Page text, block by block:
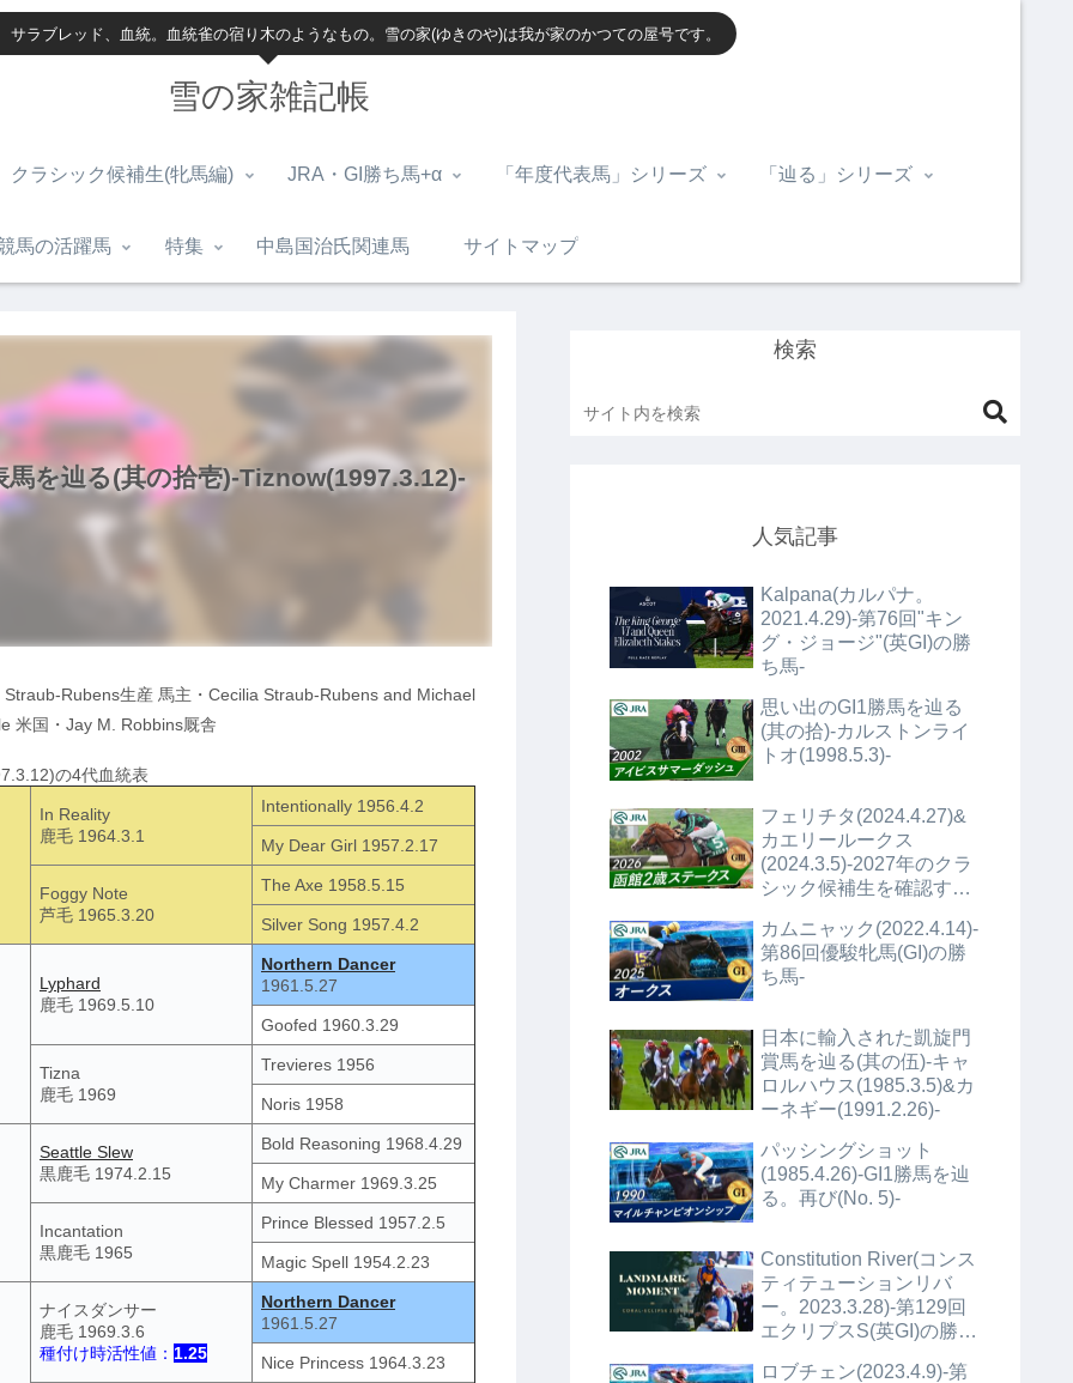
サラブレッド、血統。血統雀の宿り木のようなもの。雪の家(ゆきのや)は我が家のかつての屋号です。
雪の家雑記帳
クラシック候補生(牝馬編) JRA・GI勝ち馬+α 「年度代表馬」シリーズ 「辿る」シリーズ
馬の活躍馬 特集 中島国治氏関連馬 サイトマップ
を辿る(其の拾壱)-Tiznow(1997.3.12)-
Rubens生産 馬主・Cecilia Straub-Rubens and Michael
米国・Jay M. Robbins厩舎
の4代血統表
In Reality
鹿毛 1964.3.1
Intentionally 1956.4.2
My Dear Girl 1957.2.17
Foggy Note
芦毛 1965.3.20
The Axe 1958.5.15
Silver Song 1957.4.2
Lyphard
鹿毛 1969.5.10
Northern Dancer
1961.5.27
Goofed 1960.3.29
Tizna
鹿毛 1969
Trevieres 1956
Noris 1958
Seattle Slew
黒鹿毛 1974.2.15
Bold Reasoning 1968.4.29
My Charmer 1969.3.25
Incantation
黒鹿毛 1965
Prince Blessed 1957.2.5
Magic Spell 1954.2.23
ナイスダンサー
鹿毛 1969.3.6
種付け時活性値： 1.25
Northern Dancer
1961.5.27
Nice Princess 1964.3.23
検索
人気記事
Kalpana(カルパナ。
2021.4.29)-第76回"キン
グ・ジョージ"(英GI)の勝
ち馬-
思い出のGI1勝馬を辿る
(其の拾)-カルストンライ
トオ(1998.5.3)-
フェリチタ(2024.4.27)&
カエリールークス
(2024.3.5)-2027年のクラ
シック候補生を確認する
カムニャック(2022.4.14)-
第86回優駿牝馬(GI)の勝
ち馬-
日本に輸入された凱旋門
賞馬を辿る(其の伍)-キャ
ロルハウス(1985.3.5)&カ
ーネギー(1991.2.26)-
パッシングショット
(1985.4.26)-GI1勝馬を辿
る。再び(No. 5)-
Constitution River(コンス
ティテューションリバ
ー。2023.3.28)-第129回
エクリプスS(英GI)の勝ち
ロブチェン(2023.4.9)-第